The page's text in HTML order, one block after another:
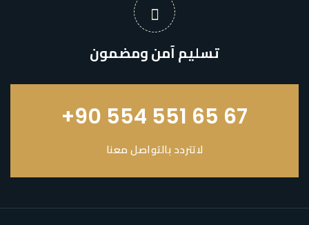
تسليم آمن ومضمون
+90 554 551 65 67
لاتتردد بالتواصل معنا